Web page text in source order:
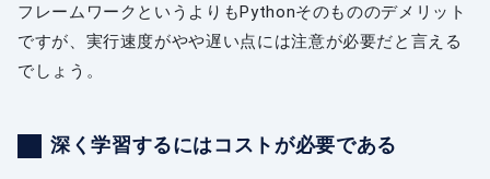
フレームワークというよりもPythonそのもののデメリット
ですが、実行速度がやや遅い点には注意が必要だと言える
でしょう。
深く学習するにはコストが必要である